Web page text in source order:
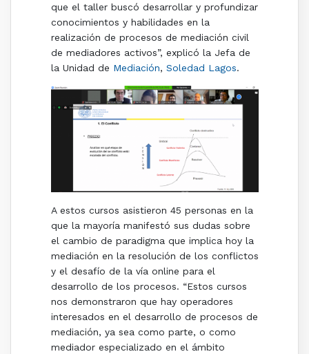
que el taller buscó desarrollar y profundizar
conocimientos y habilidades en la
realización de procesos de mediación civil
de mediadores activos”, explicó la Jefa de
la Unidad de Mediación, Soledad Lagos.
A estos cursos asistieron 45 personas en la
que la mayoría manifestó sus dudas sobre
el cambio de paradigma que implica hoy la
mediación en la resolución de los conflictos
y el desafío de la vía online para el
desarrollo de los procesos. “Estos cursos
nos demonstraron que hay operadores
interesados en el desarrollo de procesos de
mediación, ya sea como parte, o como
mediador especializado en el ámbito